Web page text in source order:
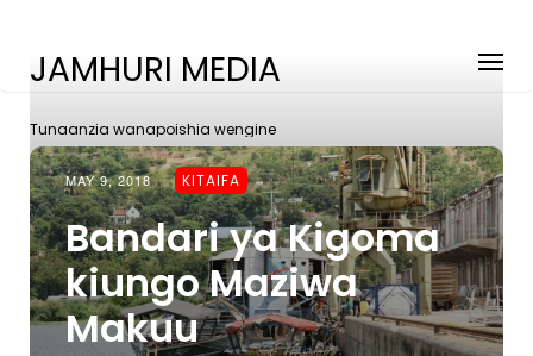
JAMHURI MEDIA
Tunaanzia wanapoishia wengine
MAY 9, 2018 KITAIFA
Bandari ya Kigoma
kiungo Maziwa
Makuu